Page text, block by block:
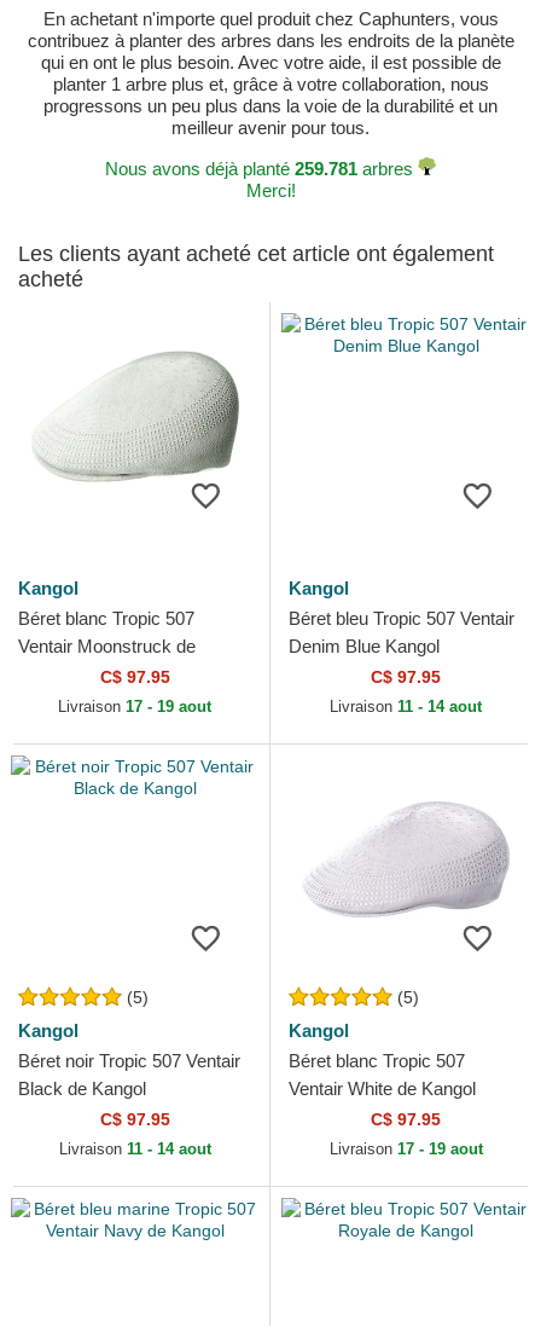
En achetant n'importe quel produit chez Caphunters, vous
contribuez à planter des arbres dans les endroits de la planète
qui en ont le plus besoin. Avec votre aide, il est possible de
planter 1 arbre plus et, grâce à votre collaboration, nous
progressons un peu plus dans la voie de la durabilité et un
meilleur avenir pour tous.
Nous avons déjà planté 259.781 arbres
Merci!
Les clients ayant acheté cet article ont également
acheté
Kangol
Béret blanc Tropic 507
Ventair Moonstruck de
C$ 97.95
Livraison 17 - 19 aout
Kangol
Béret bleu Tropic 507 Ventair
Denim Blue Kangol
C$ 97.95
Livraison 11 - 14 aout
(5)
Kangol
Béret noir Tropic 507 Ventair
Black de Kangol
C$ 97.95
Livraison 11 - 14 aout
(5)
Kangol
Béret blanc Tropic 507
Ventair White de Kangol
C$ 97.95
Livraison 17 - 19 aout